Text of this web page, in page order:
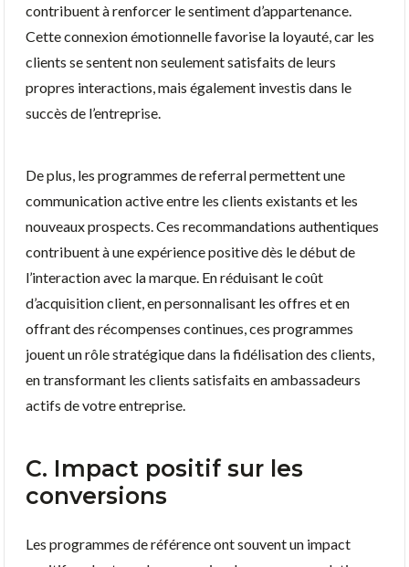
contribuent à renforcer le sentiment d’appartenance.
Cette connexion émotionnelle favorise la loyauté, car les
clients se sentent non seulement satisfaits de leurs
propres interactions, mais également investis dans le
succès de l’entreprise.
De plus, les programmes de referral permettent une
communication active entre les clients existants et les
nouveaux prospects. Ces recommandations authentiques
contribuent à une expérience positive dès le début de
l’interaction avec la marque. En réduisant le coût
d’acquisition client, en personnalisant les offres et en
offrant des récompenses continues, ces programmes
jouent un rôle stratégique dans la fidélisation des clients,
en transformant les clients satisfaits en ambassadeurs
actifs de votre entreprise.
C. Impact positif sur les
conversions
Les programmes de référence ont souvent un impact